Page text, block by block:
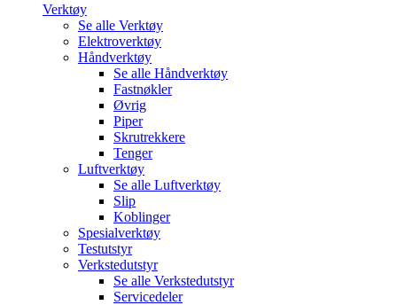
Verktøy
Se alle Verktøy
Elektroverktøy
Håndverktøy
Se alle Håndverktøy
Fastnøkler
Øvrig
Piper
Skrutrekkere
Tenger
Luftverktøy
Se alle Luftverktøy
Slip
Koblinger
Spesialverktøy
Testutstyr
Verkstedutstyr
Se alle Verkstedutstyr
Servicedeler